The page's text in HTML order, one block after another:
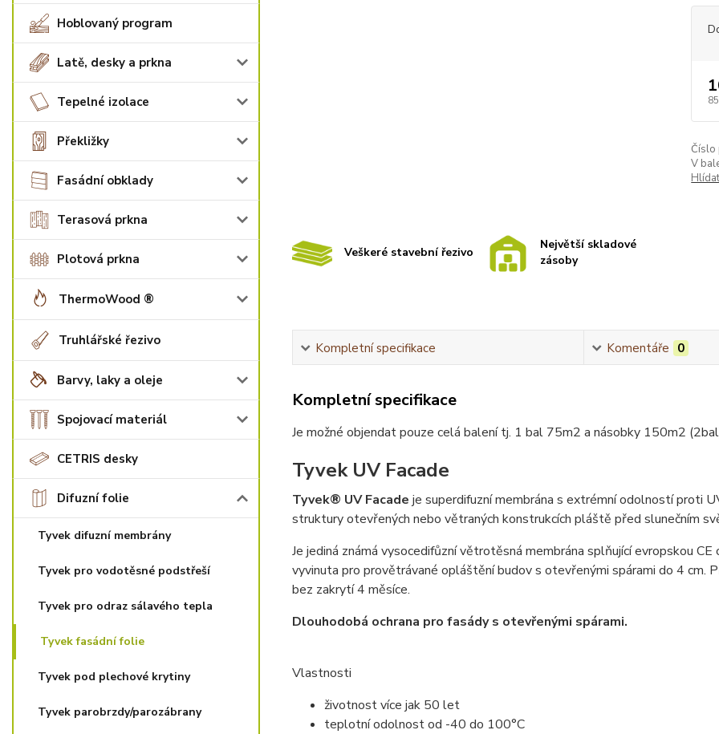
Hoblovaný program
Latě, desky a prkna
Tepelné izolace
Překližky
Fasádní obklady
Terasová prkna
Plotová prkna
ThermoWood ®
Truhlářské řezivo
Barvy, laky a oleje
Spojovací materiál
CETRIS desky
Difuzní folie
Tyvek difuzní membrány
Tyvek pro vodotěsné podstřeší
Tyvek pro odraz sálavého tepla
Tyvek fasádní folie
Tyvek pod plechové krytiny
Tyvek parobrzdy/parozábrany
Číslo
V
Veškeré stavební řezivo
Největší skladové
zásoby
Kompletní specifikace Komentáře 0
Kompletní specifikace
Je možné objendat pouze celá balení tj. 1 bal 75m2 a násobky 150m2
Tyvek UV Facade
Tyvek® UV Facade je superdifuzní membrána s extrémní odolností proti
struktury otevřených nebo větraných konstrukcích pláště před slunečním
Je jediná známá vysocedifůzní větrotěsná membrána splňující evropskou
vyvinuta pro provětrávané opláštění budov s otevřenými spárami do 4 cm.
bez zakrytí 4 měsíce.
Dlouhodobá ochrana pro fasády s otevřenými spárami.
Vlastnosti
životnost více jak 50 let
teplotní odolnost od -40 do 100°C